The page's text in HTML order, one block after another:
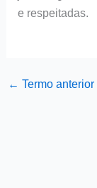
e respeitadas.
← Termo anterior